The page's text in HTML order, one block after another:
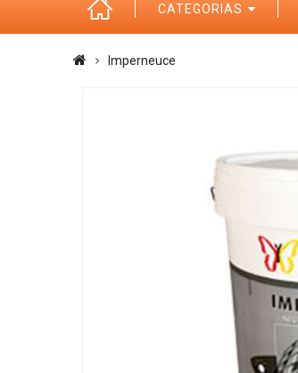
CATEGORIAS
Imperneuce